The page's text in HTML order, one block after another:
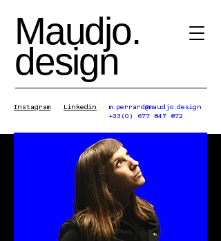
Maudjo.
design
Instagram Linkedin
m.perrard@maudjo.design
+33(0) 677 847 872